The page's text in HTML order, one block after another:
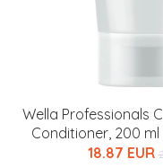
Wella Professionals
Conditioner, 200
18.87 EUR